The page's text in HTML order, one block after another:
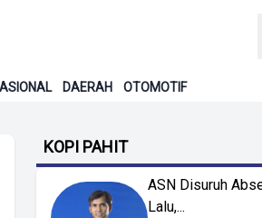
DAERAH OTOMOTIF
KOPI PAHIT
ASN Disuruh
Lalu,...